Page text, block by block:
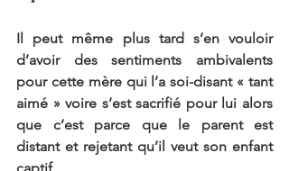
Il peut même plus tard s’en vouloir
d’avoir des sentiments ambivalents
pour cette mère qui l’a soi-disant « tant
aimé » voire s’est sacrifié pour lui alors
que c’est parce que le parent est
distant et rejetant qu’il veut son enfant